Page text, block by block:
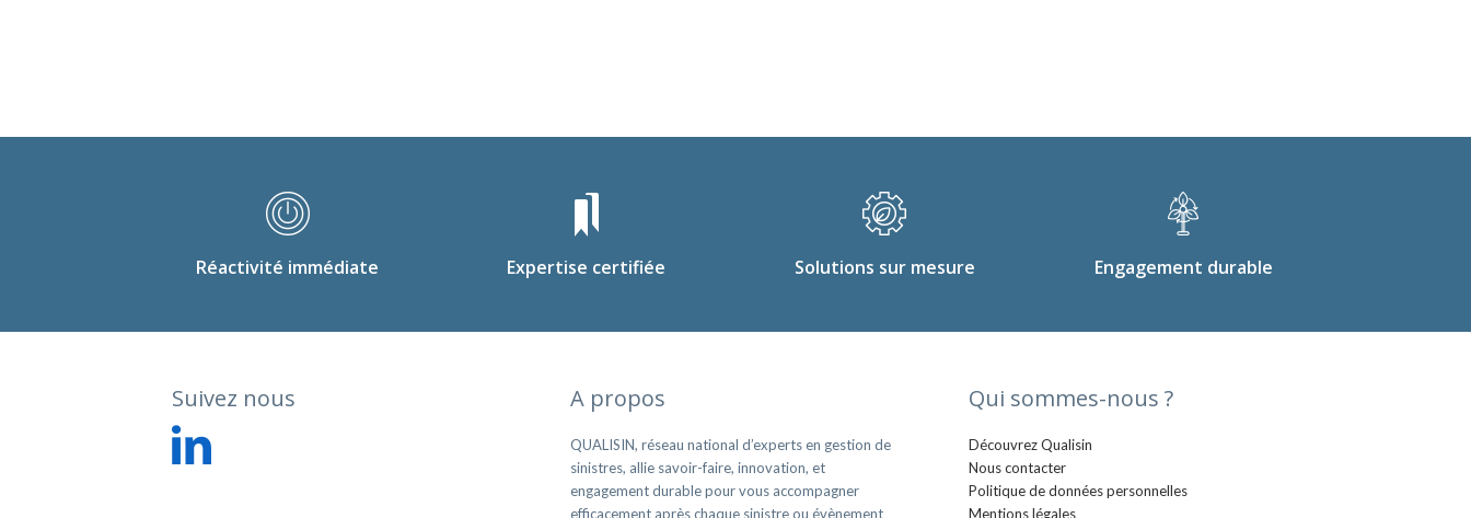
Réactivité immédiate Expertise certifiée Solutions sur mesure Engagement durable
Suivez nous A propos
QUALISIN, réseau national d’experts en gestion de
sinistres, allie savoir-faire, innovation, et
engagement durable pour vous accompagner
efficacement après chaque sinistre ou évènement
Qui sommes-nous ?
Découvrez Qualisin
Nous contacter
Politique de données personnelles
Mentions légales